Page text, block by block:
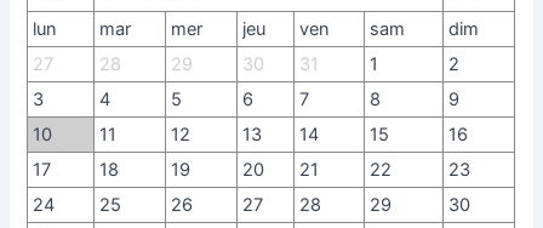
lun mar mer jeu ven sam
dim
27
28 29 30 31 1
2
3
4 5 6 7 8
9
10
11 12 13 14 15
16
17
18 19 20 21 22
23
24
25 26 27 28 29
30